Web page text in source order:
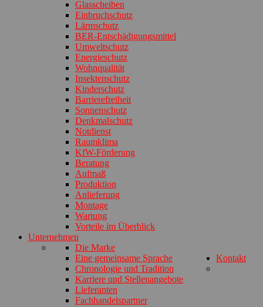
Glasscheiben
Einbruchschutz
Lärmschutz
BER-Entschädigungsmittel
Umweltschutz
Energieschutz
Wohnqualität
Insektenschutz
Kinderschutz
Barrierefreiheit
Sonnenschutz
Denkmalschutz
Notdienst
Raumklima
KfW-Förderung
Beratung
Aufmaß
Produktion
Anlieferung
Montage
Wartung
Vorteile im Überblick
Unternehmen
Die Marke
Eine gemeinsame Sprache
Chronologie und Tradition
Karriere und Stellenangebote
Lieferanten
Fachhandelspartner
Kontakt